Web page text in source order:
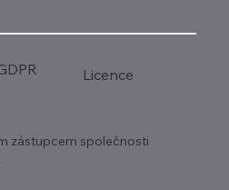
zástupcem společnosti
Licence